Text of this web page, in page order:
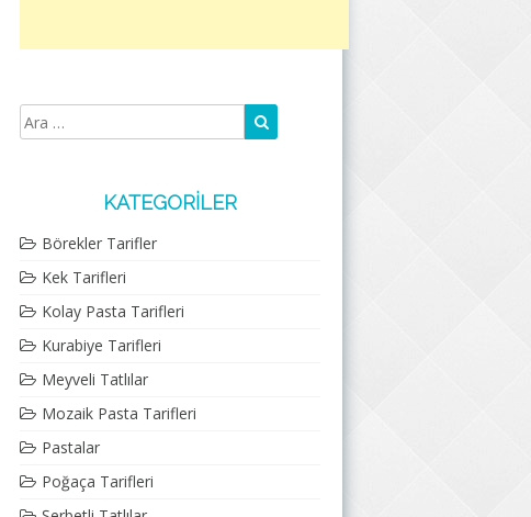
KATEGORILER
Börekler Tarifler
Kek Tarifleri
Kolay Pasta Tarifleri
Kurabiye Tarifleri
Meyveli Tatlılar
Mozaik Pasta Tarifleri
Pastalar
Poğaça Tarifleri